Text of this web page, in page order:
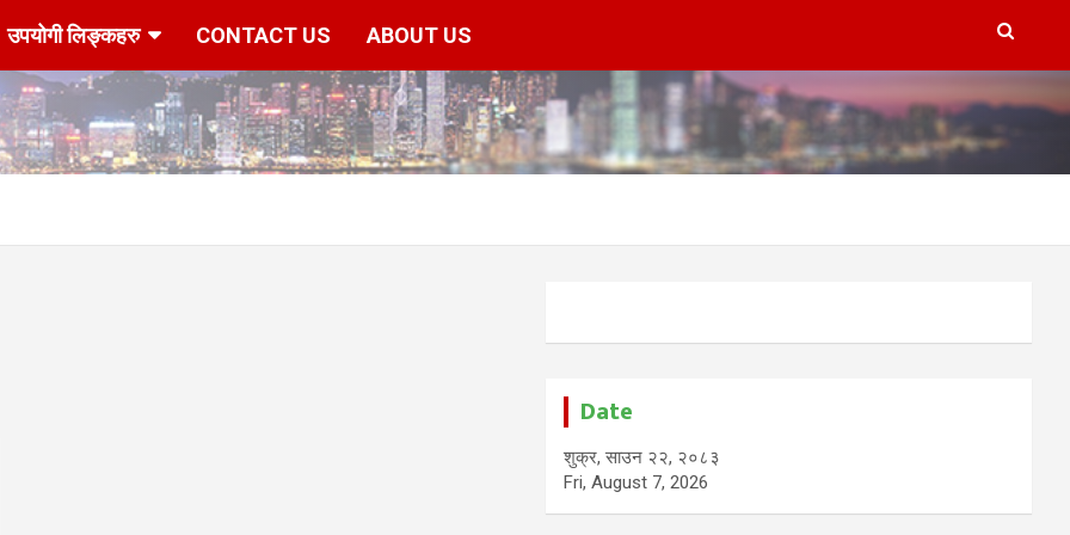
उपयोगी लिङ्कहरु CONTACT US ABOUT US
Date
शुक्र, साउन २२, २०८३
Fri, August 7, 2026